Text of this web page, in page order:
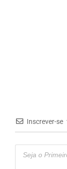
Inscrever-se